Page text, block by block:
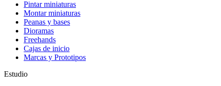
Pintar miniaturas
Montar miniaturas
Peanas y bases
Dioramas
Freehands
Cajas de inicio
Marcas y Prototipos
Estudio